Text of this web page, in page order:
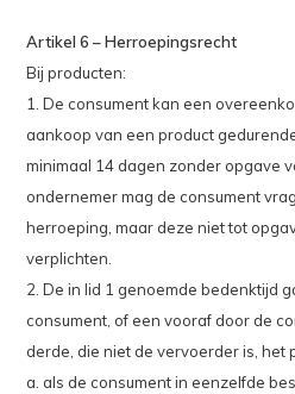
Artikel 6 – Herroepingsrecht
Bij producten:
1. De consument kan een
aankoop van een product
minimaal 14 dagen zonder opgave
ondernemer mag de consument
herroeping, maar deze niet tot
verplichten.
2. De in lid 1 genoemde bedenktijd
consument, of een vooraf door de
derde, die niet de vervoerder is, het
a. als de consument in eenzelfde